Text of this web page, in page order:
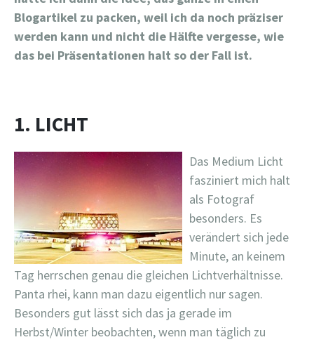
Blogartikel zu packen, weil ich da noch präziser
werden kann und nicht die Hälfte vergesse, wie
das bei Präsentationen halt so der Fall ist.
1. LICHT
Das Medium Licht
fasziniert mich halt
als Fotograf
besonders. Es
verändert sich jede
Minute, an keinem
Tag herrschen genau die gleichen Lichtverhältnisse.
Panta rhei, kann man dazu eigentlich nur sagen.
Besonders gut lässt sich das ja gerade im
Herbst/Winter beobachten, wenn man täglich zu